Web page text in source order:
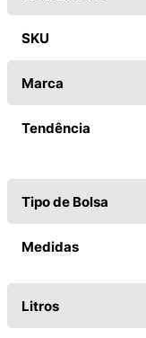
SKU
Marca
Tendência
Tipo de Bolsa
Medidas
Litros